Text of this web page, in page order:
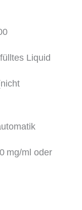
Liquid
mg/ml oder